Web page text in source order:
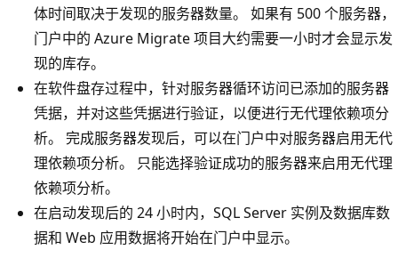
体时间取决于发现的服务器数量。 如果有 500 个服务器，
门户中的 Azure Migrate 项目大约需要一小时才会显示发
现的库存。
在软件盘存过程中，针对服务器循环访问已添加的服务器
凭据，并对这些凭据进行验证，以便进行无代理依赖项分
析。 完成服务器发现后，可以在门户中对服务器启用无代
理依赖项分析。 只能选择验证成功的服务器来启用无代理
依赖项分析。
在启动发现后的 24 小时内，SQL Server 实例及数据库数
据和 Web 应用数据将开始在门户中显示。